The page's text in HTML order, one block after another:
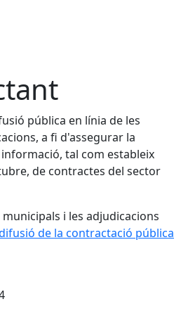
pública en línia de les
a fi d'assegurar la
tal com estableix
de contractes del sector
i les adjudicacions
de la contractació pública